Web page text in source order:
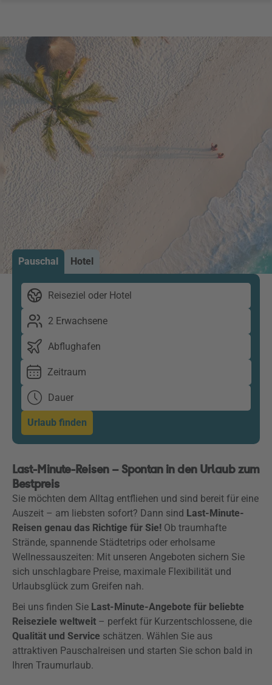
Pauschal Hotel
Reiseziel oder Hotel
2 Erwachsene
Abflughafen
Zeitraum
Dauer
Urlaub finden
Last-Minute-Reisen – Spontan in den Urlaub zum
Bestpreis
Sie möchten dem Alltag entfliehen und sind bereit für eine
Auszeit – am liebsten sofort? Dann sind Last-Minute-
Reisen genau das Richtige für Sie! Ob traumhafte
Strände, spannende Städtetrips oder erholsame
Wellnessauszeiten: Mit unseren Angeboten sichern Sie
sich unschlagbare Preise, maximale Flexibilität und
Urlaubsglück zum Greifen nah.
Bei uns finden Sie Last-Minute-Angebote für beliebte
Reiseziele weltweit – perfekt für Kurzentschlossene, die
Qualität und Service schätzen. Wählen Sie aus
attraktiven Pauschalreisen und starten Sie schon bald in
Ihren Traumurlaub.